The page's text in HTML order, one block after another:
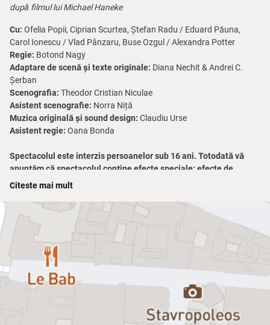
după filmul lui Michael Haneke
Cu: Ofelia Popii, Ciprian Scurtea, Ștefan Radu / Eduard Păuna,
Carol Ionescu / Vlad Pânzaru, Buse Ozgul / Alexandra Potter
Regie: Botond Nagy
Adaptare de scenă și texte originale: Diana Nechit & Andrei C.
Șerban
Scenografia: Theodor Cristian Niculae
Asistent scenografie: Norra Niță
Muzica originală și sound design: Claudiu Urse
Asistent regie: Oana Bonda
Spectacolul este interzis persoanelor sub 16 ani. Totodată vă
anunțăm că spectacolul conține efecte speciale: efecte de
lumină (inclusiv stroboscopice), sunet puternic, imagini sensibile,
ÎnFunny Games
, după filmul lui Michael Haneke, în regia lui Botond
Nagy la Teatrul Grivița 53, violența apare ca un musafir politicos.
Cere ouă. Zâmbește. Așteaptă să fie invitată la cafea.
O familie ajunge într-o casă de vacanță unde totul pare familiar:
obiecte, ritualuri, tăceri, promisiunea unei liniști pe care o
confundăm prea ușor cu siguranța. Dar cât durează normalitatea?
Și în ce secundă exactă lumea încetează să mai fie lumea pe care o
Citeste mai mult